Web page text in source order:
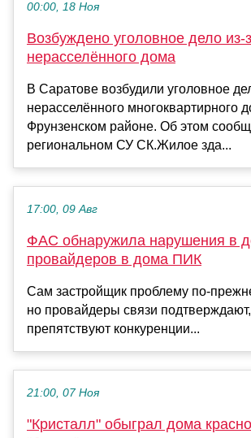
00:00, 18 Ноя
Возбуждено уголовное дело из-
нерасселённого дома
В Саратове возбудили уголовное
нерасселённого многоквартирного
Фрунзенском районе. Об этом
региональном СУ СК.Жилое зда...
17:00, 09 Авг
ФАС обнаружила нарушения в
провайдеров в дома ПИК
Сам застройщик проблему по-
но провайдеры связи
препятствуют конкуренции...
21:00, 07 Ноя
"Кристалл" обыграл дома